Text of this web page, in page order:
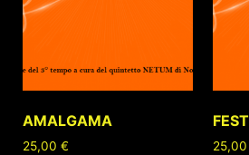
AMALGAMA
25,00€